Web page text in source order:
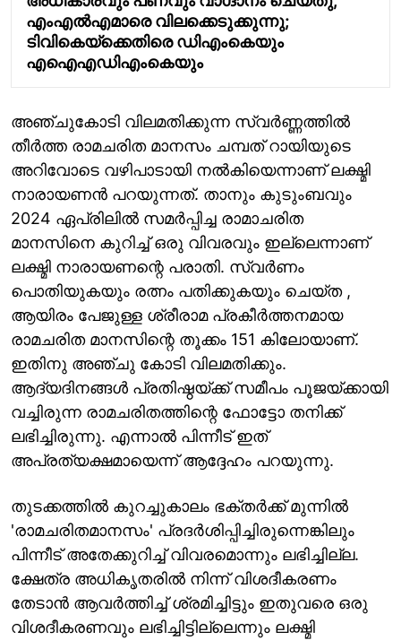
എംഎല്‍എമാരെ വിലക്കെടുക്കുന്നു;
ടിവികെയ്ക്കെതിരെ ഡിഎംകെയും
എഐഎഡിഎംകെയും
അഞ്ചുകോടി വിലമതിക്കുന്ന സ്വര്‍ണ്ണത്തില്‍
തീര്‍ത്ത രാമചരിത മാനസം ചമ്പത് റായിയുടെ
അറിവോടെ വഴിപാടായി നല്‍കിയെന്നാണ് ലക്ഷ്മി
നാരായണൻ പറയുന്നത്. താനും കുടുംബവും
2024 ഏപ്രിലിൽ സമർപ്പിച്ച രാമാചരിത
മാനസിനെ കുറിച്ച് ഒരു വിവരവും ഇല്ലെന്നാണ്
ലക്ഷ്മി നാരായണന്റെ പരാതി. സ്വർണം
പൊതിയുകയും രത്നം പതിക്കുകയും ചെയ്ത ,
ആയിരം പേജുള്ള ശ്രീരാമ പ്രകീർത്തനമായ
രാമചരിത മാനസിന്റെ തൂക്കം 151 കിലോയാണ്.
ഇതിനു അഞ്ചു കോടി വിലമതിക്കും.
ആദ്യദിനങ്ങൾ പ്രതിഷ്ഠയ്ക്ക് സമീപം പൂജയ്ക്കായി
വച്ചിരുന്ന രാമചരിതത്തിന്റെ ഫോട്ടോ തനിക്ക്
ലഭിച്ചിരുന്നു. എന്നാൽ പിന്നീട് ഇത്
അപ്രത്യക്ഷമായെന്ന് ആദ്ദേഹം പറയുന്നു.
തുടക്കത്തിൽ കുറച്ചുകാലം ഭക്തർക്ക് മുന്നിൽ
'രാമചരിതമാനസം' പ്രദർശിപ്പിച്ചിരുന്നെങ്കിലും
പിന്നീട് അതേക്കുറിച്ച് വിവരമൊന്നും ലഭിച്ചില്ല.
ക്ഷേത്ര അധികൃതരിൽ നിന്ന് വിശദീകരണം
തേടാൻ ആവർത്തിച്ച് ശ്രമിച്ചിട്ടും ഇതുവരെ ഒരു
വിശദീകരണവും ലഭിച്ചിട്ടില്ലെന്നും ലക്ഷ്മി